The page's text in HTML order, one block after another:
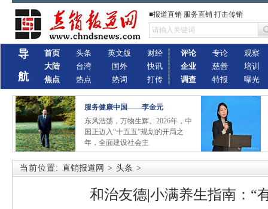
■报道直销 服务直销 打击传销
导
航
首页
大陆
焦点
头条
台湾
热点
英文版
国外
热词
财经
快讯
打传
评论
企业
调查
专论
慈善
特报
观察
培训
曝光
服务健康中国——李金元
东风浩荡，万物生辉。2026年，中
国正迈入“十五五”规划的开局之
年，全面建设社会主
当前位置: 直销报道网 > 头条 >
和治友德|小满养生指南：“